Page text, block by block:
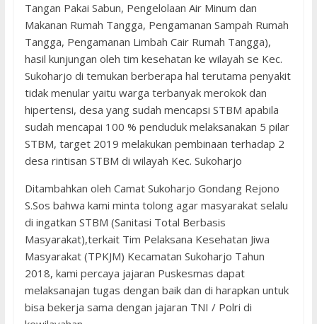
Tangan Pakai Sabun, Pengelolaan Air Minum dan
Makanan Rumah Tangga, Pengamanan Sampah Rumah
Tangga, Pengamanan Limbah Cair Rumah Tangga),
hasil kunjungan oleh tim kesehatan ke wilayah se Kec.
Sukoharjo di temukan berberapa hal terutama penyakit
tidak menular yaitu warga terbanyak merokok dan
hipertensi, desa yang sudah mencapsi STBM apabila
sudah mencapai 100 % penduduk melaksanakan 5 pilar
STBM, target 2019 melakukan pembinaan terhadap 2
desa rintisan STBM di wilayah Kec. Sukoharjo
Ditambahkan oleh Camat Sukoharjo Gondang Rejono
S.Sos bahwa kami minta tolong agar masyarakat selalu
di ingatkan STBM (Sanitasi Total Berbasis
Masyarakat),terkait Tim Pelaksana Kesehatan Jiwa
Masyarakat (TPKJM) Kecamatan Sukoharjo Tahun
2018, kami percaya jajaran Puskesmas dapat
melaksanajan tugas dengan baik dan di harapkan untuk
bisa bekerja sama dengan jajaran TNI / Polri di